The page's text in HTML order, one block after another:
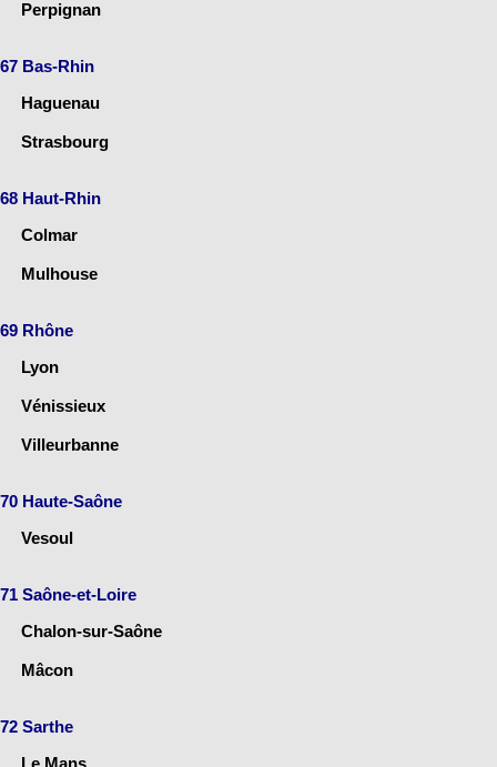
Perpignan
67 Bas-Rhin
Haguenau
Strasbourg
68 Haut-Rhin
Colmar
Mulhouse
69 Rhône
Lyon
Vénissieux
Villeurbanne
70 Haute-Saône
Vesoul
71 Saône-et-Loire
Chalon-sur-Saône
Mâcon
72 Sarthe
Le Mans